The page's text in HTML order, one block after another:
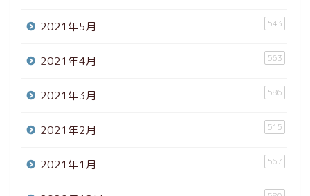
2021年5月 543
2021年4月 563
2021年3月 586
2021年2月 515
2021年1月 567